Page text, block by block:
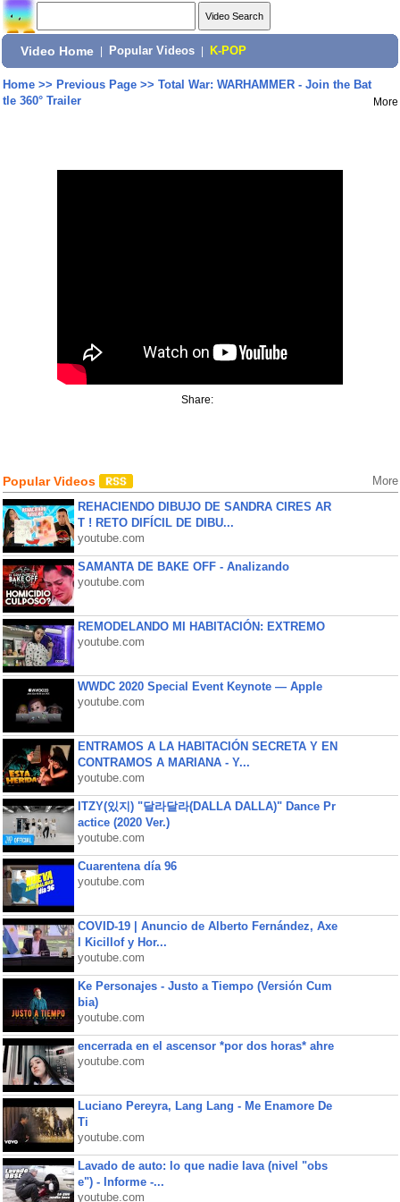
Video Home Popular Videos K-POP
Home>> Previous Page>> Total War: WARHAMMER - Join the Bat
tle 360° Trailer
More
Share:
Popular Videos More
REHACIENDO DIBUJO DE SANDRA CIRES AR
T ! RETO DIFÍCIL DE DIBU...
youtube.com
SAMANTA DE BAKE OFF - Analizando
youtube.com
REMODELANDO MI HABITACIÓN: EXTREMO
youtube.com
WWDC 2020 Special Event Keynote — Apple
youtube.com
ENTRAMOS A LA HABITACIÓN SECRETA Y EN
CONTRAMOS A MARIANA - Y...
youtube.com
ITZY(있지) "달라달라(DALLA DALLA)" Dance Pr
actice (2020 Ver.)
youtube.com
Cuarentena día 96
youtube.com
COVID-19 | Anuncio de Alberto Fernández, Axe
l Kicillof y Hor...
youtube.com
Ke Personajes - Justo a Tiempo (Versión Cum
bia)
youtube.com
encerrada en el ascensor *por dos horas* ahre
youtube.com
Luciano Pereyra, Lang Lang - Me Enamore De
Ti
youtube.com
Lavado de auto: lo que nadie lava (nivel "obs
e") - Informe -...
youtube.com